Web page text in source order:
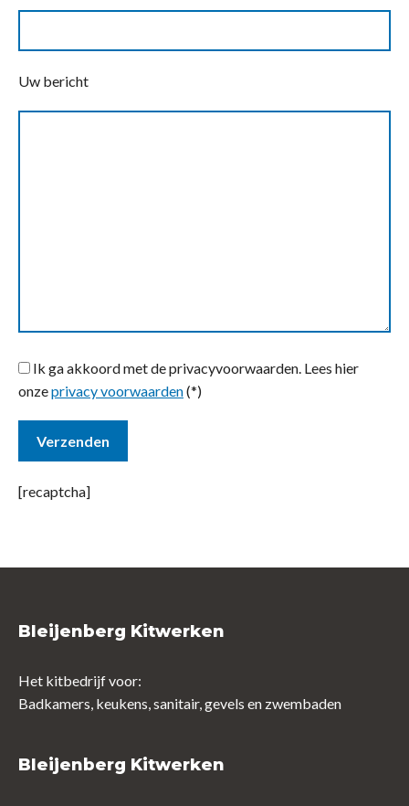
Uw bericht
Ik ga akkoord met de privacyvoorwaarden. Lees hier
onzeprivacy voorwaarden(*)
[recaptcha]
Bleijenberg Kitwerken
Het kitbedrijf voor:
Badkamers, keukens, sanitair, gevels en zwembaden
Bleijenberg Kitwerken